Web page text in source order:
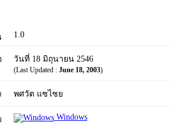
1.0
วันที่ 18 มิถุนายน 2546
(Last Updated : June 18, 2003)
พศวัต แซไซย
Windows